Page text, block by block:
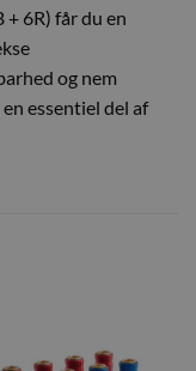
6R) får du en
og nem
essentiel del af